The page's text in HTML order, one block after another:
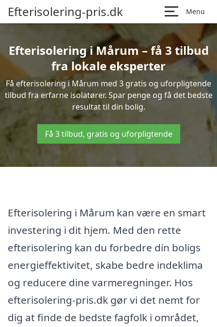
Efterisolering-pris.dk Menu
Efterisolering i Mårum – få 3 tilbud
fra lokale eksperter
Få efterisolering i Mårum med 3 gratis og uforpligtende
tilbud fra erfarne isolatører. Spar penge og få det bedste
resultat til din bolig.
Få 3 tilbud, gratis og uforpligtende
Efterisolering i Mårum kan være en smart
investering i dit hjem. Med den rette
efterisolering kan du forbedre din boligs
energieffektivitet, skabe bedre indeklima
og reducere dine varmeregninger. Hos
efterisolering-pris.dk gør vi det nemt for
dig at finde de bedste fagfolk i området,